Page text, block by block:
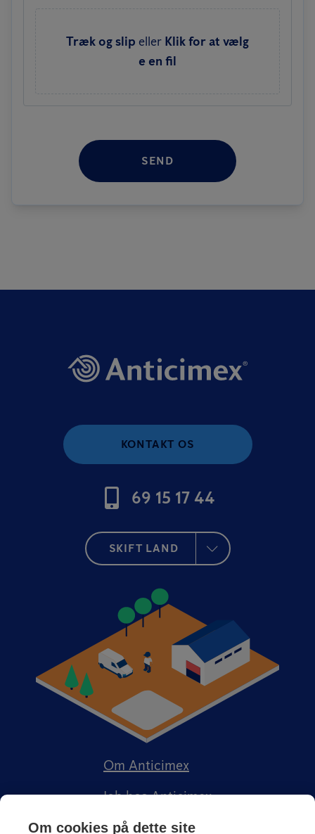
Træk og slip eller Klik for at vælg
e en fil
SEND
KONTAKT OS
69 15 17 44
SKIFT LAND
Om Anticimex
Job hos Anticimex
Om cookies på dette site